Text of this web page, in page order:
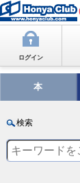
ログイン
本
検索